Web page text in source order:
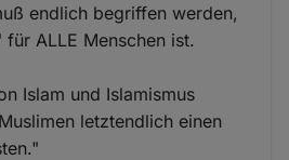
endlich begriffen werden,
ALLE Menschen ist.
Islam und Islamismus
letztendlich einen